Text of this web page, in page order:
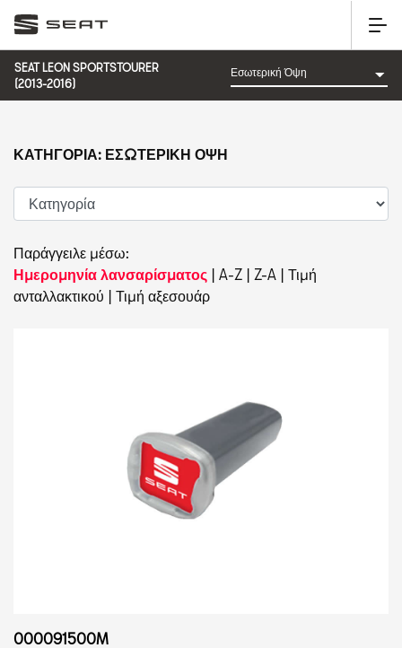
SEAT LEON SPORTSTOURER
(2013-2016)
Παράγγειλε μέσω:
Ημερομηνία λανσαρίσματος | A-Z | Z-A | Τιμή
ανταλλακτικού | Τιμή αξεσουάρ
000091500M
ΚΑΤΗΓΟΡΊΑ: ΕΣΩΤΕΡΙΚΉ ΌΨΗ